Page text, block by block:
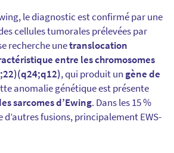
le diagnostic est confirmé par une
cellules tumorales prélevées par
recherche unetranslocation
entre les chromosomes
, qui produit un gène de
anomalie génétique est présente
sarcomes d’Ewing. Dans les 15 %
fusions, principalement EWS-